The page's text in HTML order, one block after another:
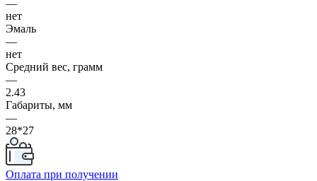
—
нет
Эмаль
—
нет
Средний вес, грамм
—
2.43
Габариты, мм
—
28*27
Оплата при получении